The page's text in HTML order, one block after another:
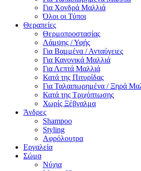
Για Χονδρά Μαλλιά
Όλοι οι Τύποι
Θεραπείες
Θερμοπροστασίας
Λάμψης / Υφής
Για Βαμμένα / Ανταύγειες
Για Κανονικά Μαλλιά
Για Λεπτά Μαλλιά
Κατά της Πιτυρίδας
Για Ταλαιπωρημένα / Ξηρά
Κατά της Τριχόπτωσης
Χωρίς Ξέβγαλμα
Άνδρες
Shampoo
Styling
Αφρόλουτρα
Εργαλεία
Σώμα
Νύχια